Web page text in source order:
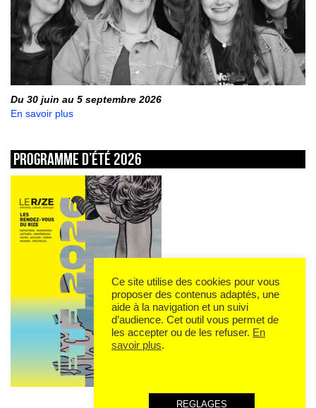
Du 30 juin au 5 septembre 2026
En savoir plus
Programme d’été 2026
Ce site utilise des cookies pour vous
proposer des contenus adaptés, une
aide à la navigation et un suivi
d’audience. Cet outil vous permet de
les accepter ou de les refuser. En
savoir plus.
REGLAGES